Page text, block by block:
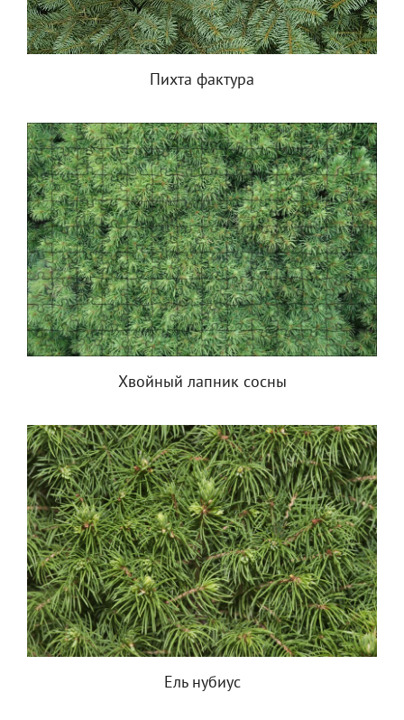
Пихта фактура
Хвойный лапник сосны
Ель нубиус